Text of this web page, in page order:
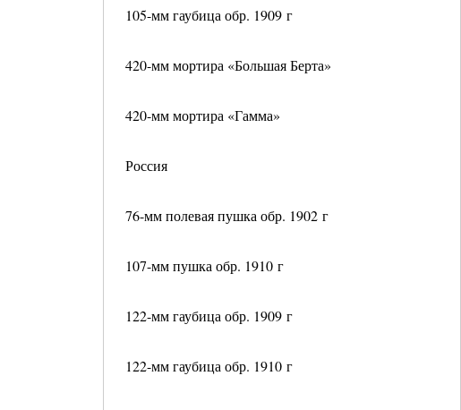
105-мм гаубица обр. 1909 г
420-мм мортира «Большая Берта»
420-мм мортира «Гамма»
Россия
76-мм полевая пушка обр. 1902 г
107-мм пушка обр. 1910 г
122-мм гаубица обр. 1909 г
122-мм гаубица обр. 1910 г